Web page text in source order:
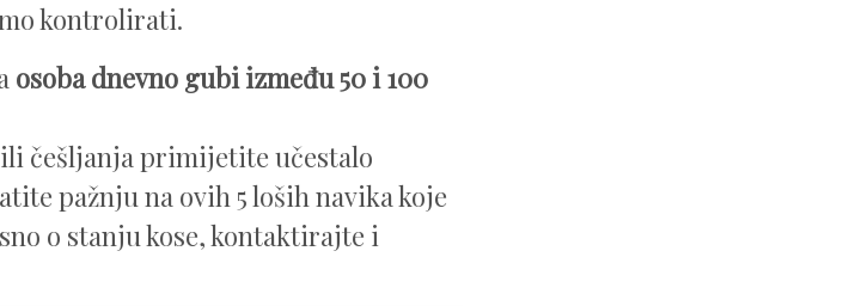
kontrolirati.
osoba dnevno gubi između 50 i 100
češljanja primijetite učestalo
pažnju na ovih 5 loših navika koje
o stanju kose, kontaktirajte i